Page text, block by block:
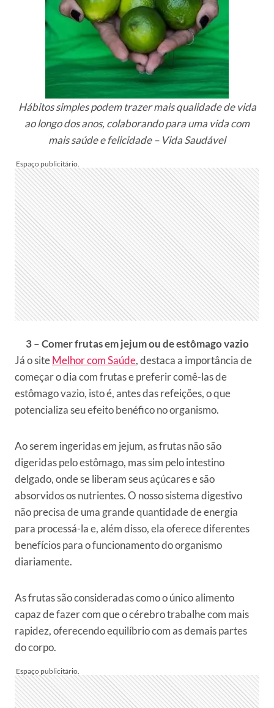
Hábitos simples podem trazer mais qualidade de vida
ao longo dos anos, colaborando para uma vida com
mais saúde e felicidade – Vida Saudável
3 – Comer frutas em jejum ou de estômago vazio
Já o siteMelhor com Saúde, destaca a importância de
começar o dia com frutas e preferir comê-las de
estômago vazio, isto é, antes das refeições, o que
potencializa seu efeito benéfico no organismo.
Ao serem ingeridas em jejum, as frutas não são
digeridas pelo estômago, mas sim pelo intestino
delgado, onde se liberam seus açúcares e são
absorvidos os nutrientes. O nosso sistema digestivo
não precisa de uma grande quantidade de energia
para processá-la e, além disso, ela oferece diferentes
benefícios para o funcionamento do organismo
diariamente.
As frutas são consideradas como o único alimento
capaz de fazer com que o cérebro trabalhe com mais
rapidez, oferecendo equilíbrio com as demais partes
do corpo.